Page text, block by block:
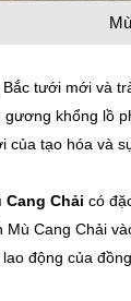
tưới mới và
khổng lồ
tạo hóa và
Chải có
Mù Cang Chải
động của